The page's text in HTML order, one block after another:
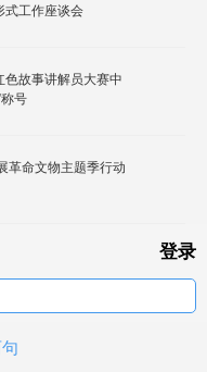
式工作座谈会
故事讲解员大赛中
号
革命文物主题季行动
登录